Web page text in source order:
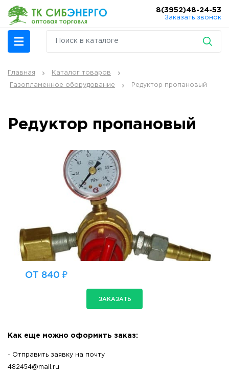
8(3952)48-24-53
Заказать звонок
Главная Каталог товаров
Газопламенное оборудование Редуктор пропановый
Редуктор пропановый
ОТ 840 ₽
ЗАКАЗАТЬ
Как еще можно оформить заказ:
- Отправить заявку на почту
482454@mail.ru